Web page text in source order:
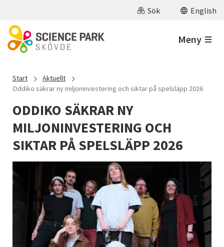
Sök English
Meny
Start
Aktuellt
Oddiko säkrar ny miljoninvestering och siktar på spelsläpp 2026
ODDIKO SÄKRAR NY
MILJONINVESTERING OCH
SIKTAR PÅ SPELSLÄPP 2026